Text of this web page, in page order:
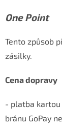
One Point
Tento způsob
zásilky.
Cena dopravy
- platba
bránu GoPay